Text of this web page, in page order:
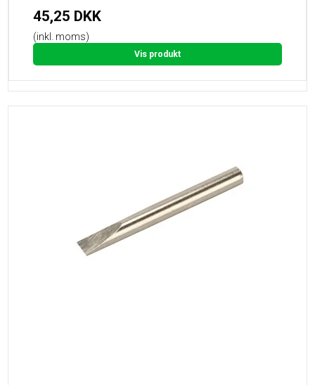
45,25 DKK
(inkl. moms)
Vis produkt